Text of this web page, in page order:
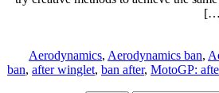
Aerodynamics, Aerodynamics ban,
ban, after winglet, ban after, MotoGP: